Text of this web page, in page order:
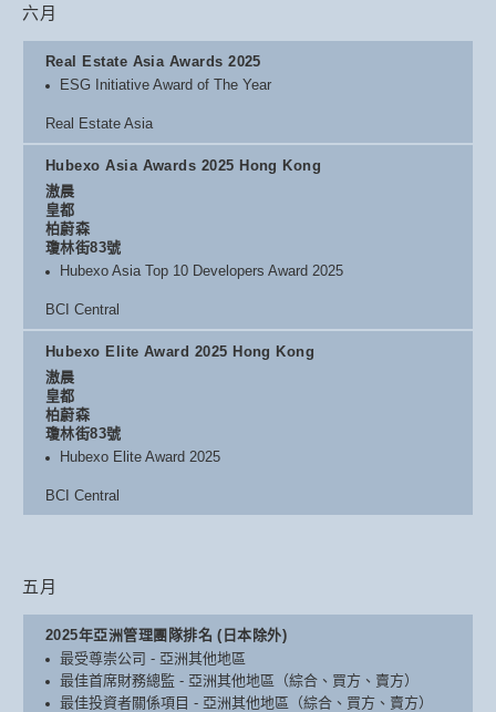
六月
Real Estate Asia Awards 2025
ESG Initiative Award of The Year
Real Estate Asia
Hubexo Asia Awards 2025 Hong Kong
滶晨
皇都
柏蔚森
瓊林街83號
Hubexo Asia Top 10 Developers Award 2025
BCI Central
Hubexo Elite Award 2025 Hong Kong
滶晨
皇都
柏蔚森
瓊林街83號
Hubexo Elite Award 2025
BCI Central
五月
2025年亞洲管理團隊排名 (日本除外)
最受尊崇公司 - 亞洲其他地區
最佳首席財務總監 - 亞洲其他地區（綜合、買方、賣方）
最佳投資者關係項目 - 亞洲其他地區（綜合、買方、賣方）